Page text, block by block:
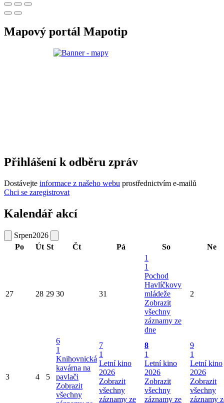
Mapový portál Mapotip
Přihlášení k odběru zpráv
Dostávejte informace z našeho webu prostřednictvím e-mailů
Chci se zaregistrovat
Kalendář akcí
Srpen2026
Po
Út St Čt Pá So Ne
27 28 29 30 31
1
1
Pochod
Havlíčkovy
mládeže
Zobrazit
všechny
záznamy ze
dne
2
3 4 5
6
1
Knihovnická
kavárna na
pavlači
Zobrazit
všechny
7
1
Letní kino
2026
Zobrazit
všechny
záznamy ze
8
1
Letní kino
2026
Zobrazit
všechny
záznamy ze
9
1
Letní kino
2026
Zobrazit
všechny
záznamy